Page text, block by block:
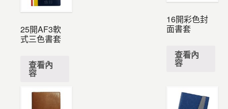
25開AF3軟
式三色書套
查看內
容
16開彩色封
面書套
查看內
容